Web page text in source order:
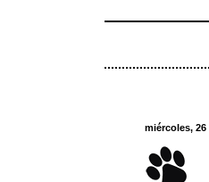
miércoles,